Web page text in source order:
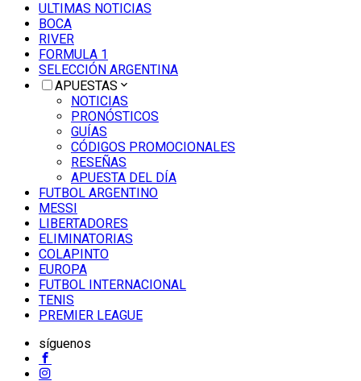
ULTIMAS NOTICIAS
BOCA
RIVER
FORMULA 1
SELECCIÓN ARGENTINA
APUESTAS
NOTICIAS
PRONÓSTICOS
GUÍAS
CÓDIGOS PROMOCIONALES
RESEÑAS
APUESTA DEL DÍA
FUTBOL ARGENTINO
MESSI
LIBERTADORES
ELIMINATORIAS
COLAPINTO
EUROPA
FUTBOL INTERNACIONAL
TENIS
PREMIER LEAGUE
síguenos